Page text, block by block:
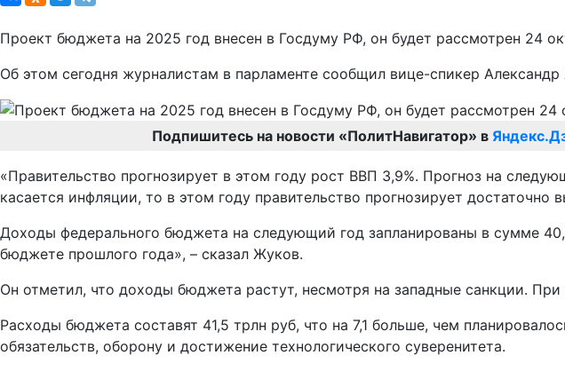
Проект бюджета на 2025 год внесен в Госдуму РФ, он будет рассмотрен 24
Об этом сегодня журналистам в парламенте сообщил вице-спикер
Подпишитесь на новости «ПолитНавигатор» в
«Правительство прогнозирует в этом году рост ВВП 3,9%. Прогноз на
касается инфляции, то в этом году правительство прогнозирует
Доходы федерального бюджета на следующий год запланированы в сумме
бюджете прошлого года», – сказал Жуков.
Он отметил, что доходы бюджета растут, несмотря на западные санкции.
Расходы бюджета составят 41,5 трлн руб, что на 7,1 больше, чем
обязательств, оборону и достижение технологического суверенитета.